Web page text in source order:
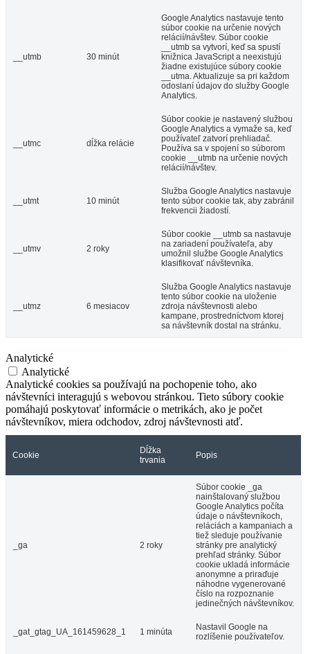
__utmb 30 minút
Google Analytics nastavuje tento
súbor cookie na určenie nových
relácií/návštev. Súbor cookie
__utmb sa vytvorí, keď sa spustí
knižnica JavaScript a neexistujú
žiadne existujúce súbory cookie
__utma. Aktualizuje sa pri každom
odoslaní údajov do služby Google
Analytics.
__utmc dĺžka relácie
Súbor cookie je nastavený službou
Google Analytics a vymaže sa, keď
používateľ zatvorí prehliadač.
Používa sa v spojení so súborom
cookie __utmb na určenie nových
relácií/návštev.
__utmt 10 minút
Služba Google Analytics nastavuje
tento súbor cookie tak, aby zabránil
frekvencii žiadostí.
__utmv 2 roky
Súbor cookie __utmb sa nastavuje
na zariadení používateľa, aby
umožnil službe Google Analytics
klasifikovať návštevníka.
__utmz 6 mesiacov
Služba Google Analytics nastavuje
tento súbor cookie na uloženie
zdroja návštevnosti alebo
kampane, prostredníctvom ktorej
sa návštevník dostal na stránku.
Analytické
Analytické
Analytické cookies sa používajú na pochopenie toho, ako
návštevníci interagujú s webovou stránkou. Tieto súbory cookie
pomáhajú poskytovať informácie o metrikách, ako je počet
návštevníkov, miera odchodov, zdroj návštevnosti atď.
Cookie
Dĺžka
trvania
Popis
_ga 2 roky
Súbor cookie _ga
nainštalovaný službou
Google Analytics počíta
údaje o návštevníkoch,
reláciách a kampaniach a
tiež sleduje používanie
stránky pre analytický
prehľad stránky. Súbor
cookie ukladá informácie
anonymne a priraďuje
náhodne vygenerované
číslo na rozpoznanie
jedinečných návštevníkov.
_gat_gtag_UA_161459628_1 1 minúta
Nastavil Google na
rozlíšenie používateľov.